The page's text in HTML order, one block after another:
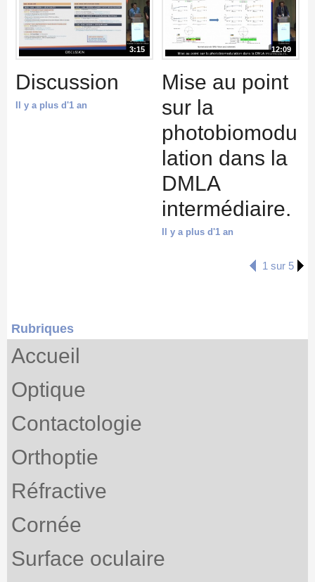
3:15
Discussion
Il y a plus d'1 an
12:09
Mise au point
sur la
photobiomodu
lation dans la
DMLA
intermédiaire.
Il y a plus d'1 an
1 sur 5
Rubriques
Accueil
Optique
Contactologie
Orthoptie
Réfractive
Cornée
Surface oculaire